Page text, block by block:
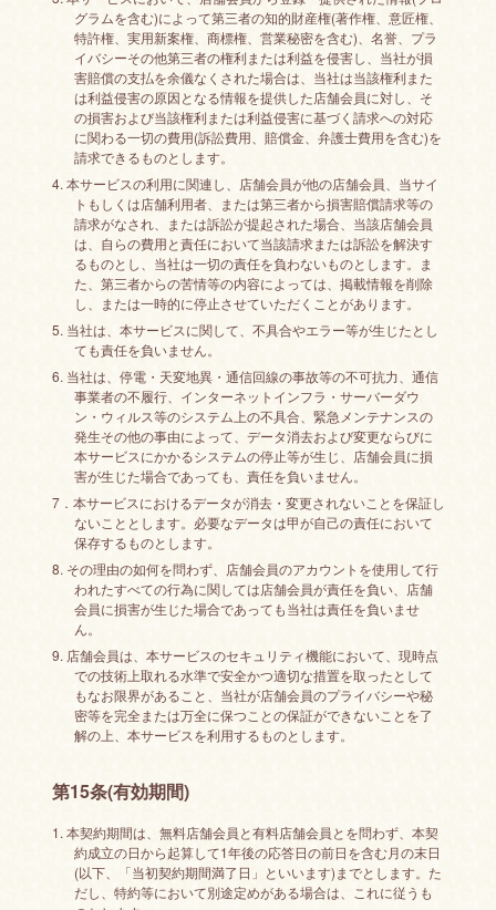
グラムを含む)によって第三者の知的財産権(著作権、意匠権、
特許権、実用新案権、商標権、営業秘密を含む)、名誉、プラ
イバシーその他第三者の権利または利益を侵害し、当社が損
害賠償の支払を余儀なくされた場合は、当社は当該権利また
は利益侵害の原因となる情報を提供した店舗会員に対し、そ
の損害および当該権利または利益侵害に基づく請求への対応
に関わる一切の費用(訴訟費用、賠償金、弁護士費用を含む)を
請求できるものとします。
4. 本サービスの利用に関連し、店舗会員が他の店舗会員、当サイ
トもしくは店舗利用者、または第三者から損害賠償請求等の
請求がなされ、または訴訟が提起された場合、当該店舗会員
は、自らの費用と責任において当該請求または訴訟を解決す
るものとし、当社は一切の責任を負わないものとします。ま
た、第三者からの苦情等の内容によっては、掲載情報を削除
し、または一時的に停止させていただくことがあります。
5. 当社は、本サービスに関して、不具合やエラー等が生じたとし
ても責任を負いません。
6. 当社は、停電・天変地異・通信回線の事故等の不可抗力、通信
事業者の不履行、インターネットインフラ・サーバーダウ
ン・ウィルス等のシステム上の不具合、緊急メンテナンスの
発生その他の事由によって、データ消去および変更ならびに
本サービスにかかるシステムの停止等が生じ、店舗会員に損
害が生じた場合であっても、責任を負いません。
7．本サービスにおけるデータが消去・変更されないことを保証し
ないこととします。必要なデータは甲が自己の責任において
保存するものとします。
8. その理由の如何を問わず、店舗会員のアカウントを使用して行
われたすべての行為に関しては店舗会員が責任を負い、店舗
会員に損害が生じた場合であっても当社は責任を負いませ
ん。
9. 店舗会員は、本サービスのセキュリティ機能において、現時点
での技術上取れる水準で安全かつ適切な措置を取ったとして
もなお限界があること、当社が店舗会員のプライバシーや秘
密等を完全または万全に保つことの保証ができないことを了
解の上、本サービスを利用するものとします。
第15条(有効期間)
1. 本契約期間は、無料店舗会員と有料店舗会員とを問わず、本契
約成立の日から起算して1年後の応答日の前日を含む月の末日
(以下、「当初契約期間満了日」といいます)までとします。た
だし、特約等において別途定めがある場合は、これに従うも